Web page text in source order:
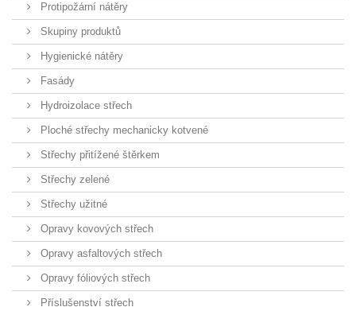
Protipožární nátěry
Skupiny produktů
Hygienické nátěry
Fasády
Hydroizolace střech
Ploché střechy mechanicky kotvené
Střechy přitížené štěrkem
Střechy zelené
Střechy užitné
Opravy kovových střech
Opravy asfaltových střech
Opravy fóliových střech
Příslušenství střech